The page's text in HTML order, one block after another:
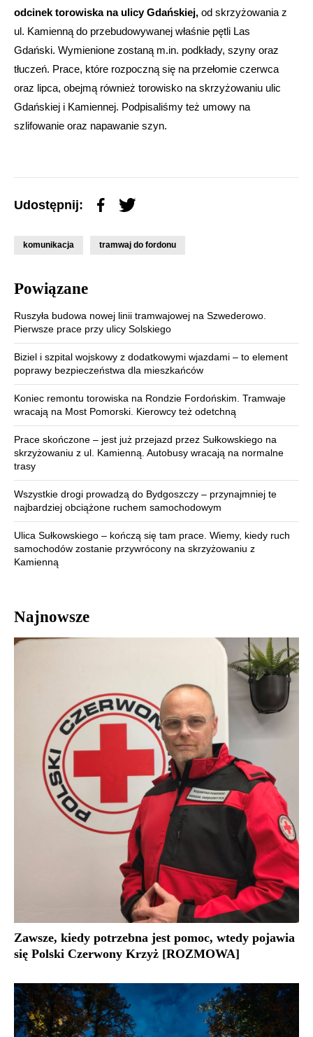
odcinek torowiska na ulicy Gdańskiej, od skrzyżowania z
ul. Kamienną do przebudowywanej właśnie pętli Las
Gdański. Wymienione zostaną m.in. podkłady, szyny oraz
tłuczeń. Prace, które rozpoczną się na przełomie czerwca
oraz lipca, obejmą również torowisko na skrzyżowaniu ulic
Gdańskiej i Kamiennej. Podpisaliśmy też umowy na
szlifowanie oraz napawanie szyn.
Udostępnij:
komunikacja tramwaj do fordonu
Powiązane
Ruszyła budowa nowej linii tramwajowej na Szwederowo.
Pierwsze prace przy ulicy Solskiego
Biziel i szpital wojskowy z dodatkowymi wjazdami – to element
poprawy bezpieczeństwa dla mieszkańców
Koniec remontu torowiska na Rondzie Fordońskim. Tramwaje
wracają na Most Pomorski. Kierowcy też odetchną
Prace skończone – jest już przejazd przez Sułkowskiego na
skrzyżowaniu z ul. Kamienną. Autobusy wracają na normalne
trasy
Wszystkie drogi prowadzą do Bydgoszczy – przynajmniej te
najbardziej obciążone ruchem samochodowym
Ulica Sułkowskiego – kończą się tam prace. Wiemy, kiedy ruch
samochodów zostanie przywrócony na skrzyżowaniu z
Kamienną
Najnowsze
Zawsze, kiedy potrzebna jest pomoc, wtedy pojawia
się Polski Czerwony Krzyż [ROZMOWA]